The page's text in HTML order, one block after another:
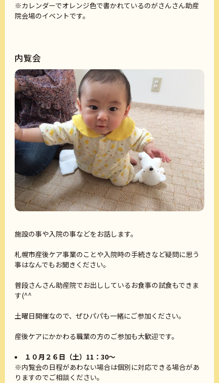
※カレンダーでオレンジ色で書かれているのがさんさん助産
院会場のイベントです。
内覧会
施設の事や入院の事などをお話します。
札幌市産後ケア事業のことや入院時の手続きなど疑問に思う
事はなんでもお聞きください。
普段さんさん助産院でお出ししているお食事の試食もできま
す(^^
土曜日開催なので、ぜひパパも一緒にご参加ください。
産後ケアにかかわる職業の方のご参加も大歓迎です。
１０月２６日（土）11：30～
※内覧会の日程があわない場合は個別に対応できる場合があ
りますのでご相談ください。